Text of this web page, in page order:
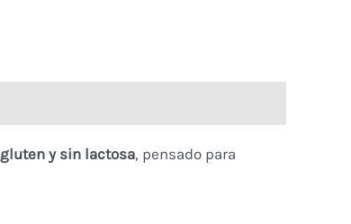
y sin lactosa, pensado para